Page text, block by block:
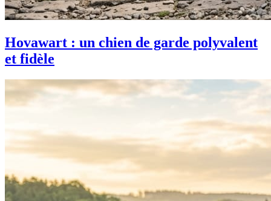
Hovawart : un chien de garde polyvalent
et fidèle